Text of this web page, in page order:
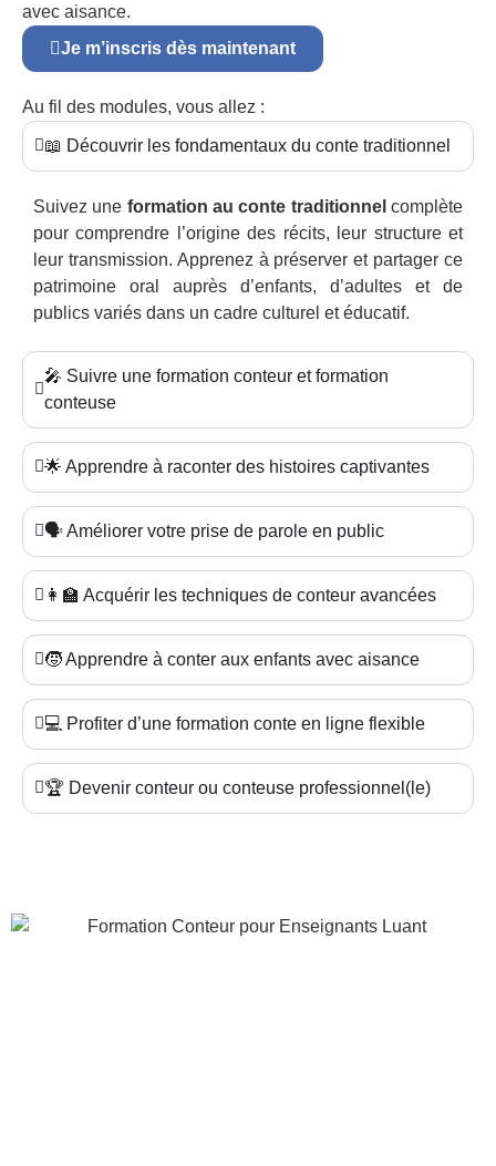
avec aisance.
Je m’inscris dès maintenant
Au fil des modules, vous allez :
📖 Découvrir les fondamentaux du conte traditionnel
Suivez une formation au conte traditionnel complète
pour comprendre l’origine des récits, leur structure et
leur transmission. Apprenez à préserver et partager ce
patrimoine oral auprès d’enfants, d’adultes et de
publics variés dans un cadre culturel et éducatif.
🎤 Suivre une formation conteur et formation
conteuse
🌟 Apprendre à raconter des histoires captivantes
🗣️ Améliorer votre prise de parole en public
👩‍🏫 Acquérir les techniques de conteur avancées
🧒 Apprendre à conter aux enfants avec aisance
💻 Profiter d’une formation conte en ligne flexible
🏆 Devenir conteur ou conteuse professionnel(le)